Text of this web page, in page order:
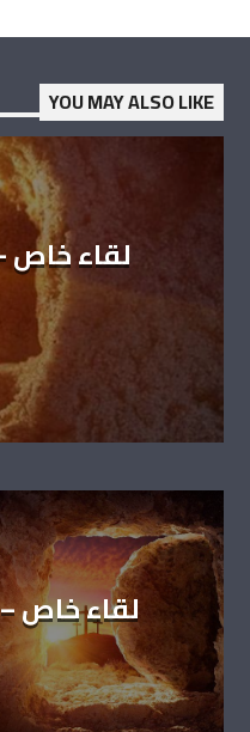
YOU MAY ALSO LIKE
لقاء خاص
لقاء خاص –